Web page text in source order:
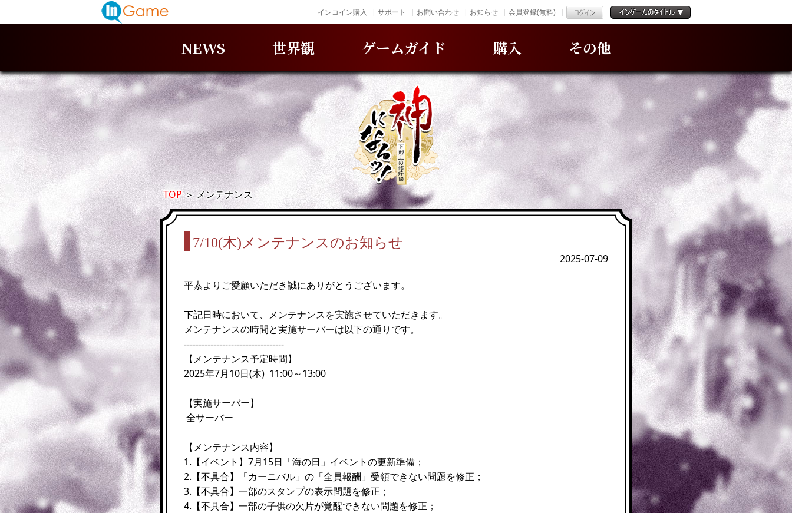
インコイン購入 サポート お問い合わせ お知らせ 会員登録(無料)
NEWS 世界観 ゲームガイド 購入 その他
TOP＞メンテナンス
7/10(木)メンテナンスのお知らせ
2025-07-09
平素よりご愛顧いただき誠にありがとうございます。
下記日時において、メンテナンスを実施させていただきます。
メンテナンスの時間と実施サーバーは以下の通りです。
----------------------------------
【メンテナンス予定時間】
2025年7月10日(木) 11:00～13:00
【実施サーバー】
全サーバー
【メンテナンス内容】
1.【イベント】7月15日「海の日」イベントの更新準備；
2.【不具合】「カーニバル」の「全員報酬」受領できない問題を修正；
3.【不具合】一部のスタンプの表示問題を修正；
4.【不具合】一部の子供の欠片が覚醒できない問題を修正；